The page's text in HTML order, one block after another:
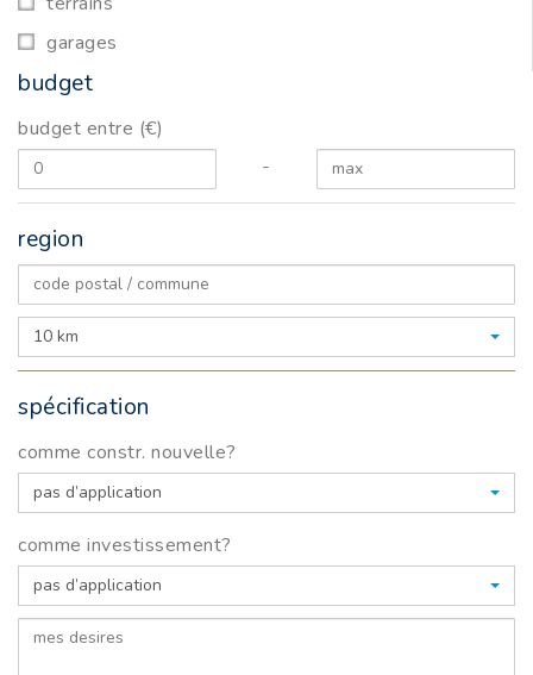
garages
budget
budget entre (€)
-
region
10 km
spécification
comme constr. nouvelle?
pas d’application
comme investissement?
pas d’application